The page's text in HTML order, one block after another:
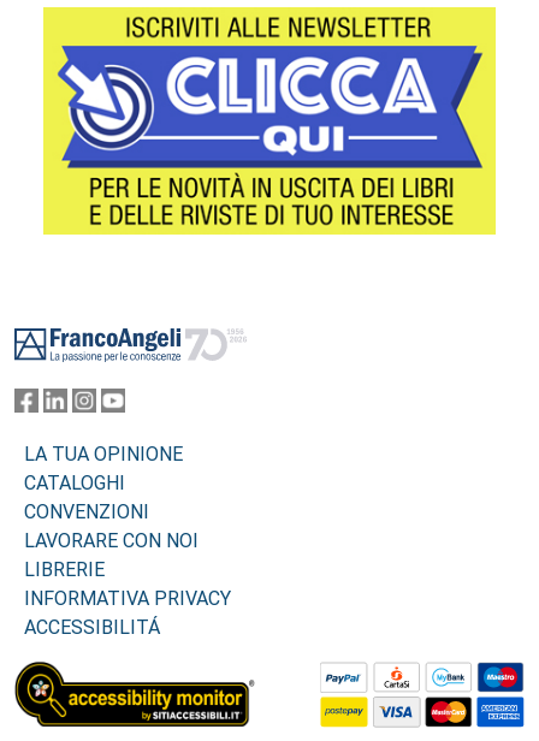
LA TUA OPINIONE
CATALOGHI
CONVENZIONI
LAVORARE CON NOI
LIBRERIE
INFORMATIVA PRIVACY
ACCESSIBILITÁ